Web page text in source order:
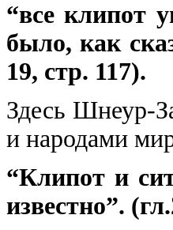
“все клипот
было, как
19, стр. 117).
Здесь Шнеур-
и народами
“Клипот и
известно”.